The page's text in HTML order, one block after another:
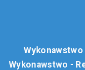
Wykonawstwo -